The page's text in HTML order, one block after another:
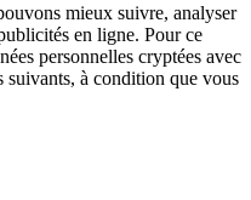
mieux suivre, analyser
en ligne. Pour ce
personnelles cryptées avec
suivants, à condition que vous